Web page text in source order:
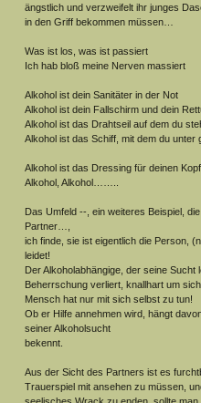
ängstlich und verzweifelt ihr junges
in den Griff bekommen müssen…
Was ist los, was ist passiert
Ich hab bloß meine Nerven massiert
Alkohol ist dein Sanitäter in der Not
Alkohol ist dein Fallschirm und dein
Alkohol ist das Drahtseil auf dem du
Alkohol ist das Schiff, mit dem du unter
Alkohol ist das Dressing für deinen
Alkohol, Alkohol……..
Das Umfeld --, ein weiteres Beispiel,
Partner…,
ich finde, sie ist eigentlich die Person,
leidet!
Der Alkoholabhängige, der seine Sucht
Beherrschung verliert, knallhart um
Mensch hat nur mit sich selbst zu tun!
Ob er Hilfe annehmen wird, hängt
seiner Alkoholsucht
bekennt.
Aus der Sicht des Partners ist es
Trauerspiel mit ansehen zu müssen,